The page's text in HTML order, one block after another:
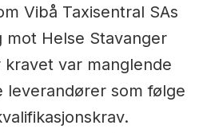
Vibå Taxisentral SAs
mot Helse Stavanger
kravet var manglende
leverandører som følge